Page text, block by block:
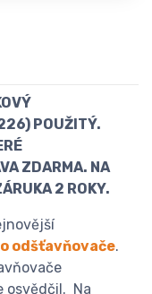
POUŽITÝ.
ZDARMA. NA
2 ROKY.
odšťavňovače.
osvědčil. Na